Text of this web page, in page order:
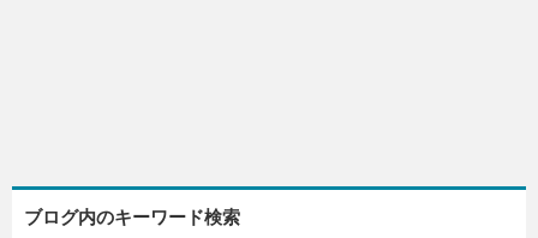
ブログ内のキーワード検索